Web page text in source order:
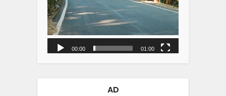
00:00 01:00
AD